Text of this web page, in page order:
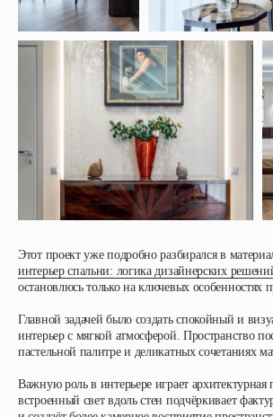
Этот проект уже подробно разбирался в
интерьер спальни: логика дизайнерских
остановлюсь только на ключевых особенностях
Главной задачей было создать спокойный и
интерьер с мягкой атмосферой. Пространство
пастельной палитре и деликатных сочетаниях
Важную роль в интерьере играет архитектурная
встроенный свет вдоль стен подчёркивает